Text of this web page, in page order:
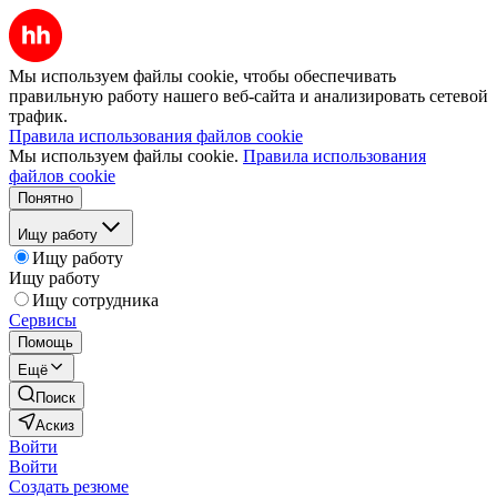
Мы используем файлы cookie, чтобы обеспечивать
правильную работу нашего веб-сайта и анализировать сетевой
трафик.
Правила использования файлов cookie
Мы используем файлы cookie. Правила использования
файлов cookie
Понятно
Ищу работу
Ищу работу
Ищу работу
Ищу сотрудника
Сервисы
Помощь
Ещё
Поиск
Аскиз
Войти
Войти
Создать резюме